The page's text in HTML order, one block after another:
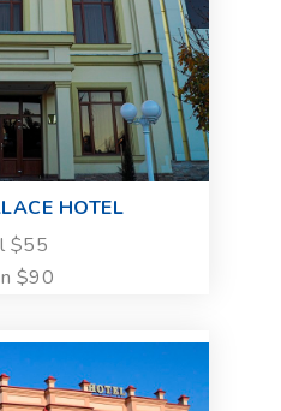
HOTEL
$55
$90